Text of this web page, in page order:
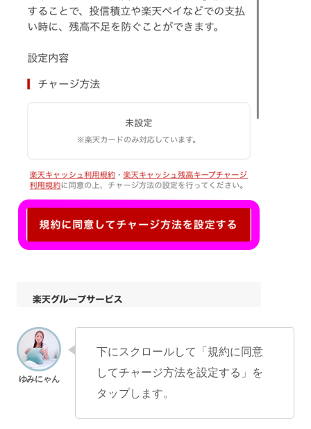
下にスクロールして「規約に同意
してチャージ方法を設定する」を
タップします。